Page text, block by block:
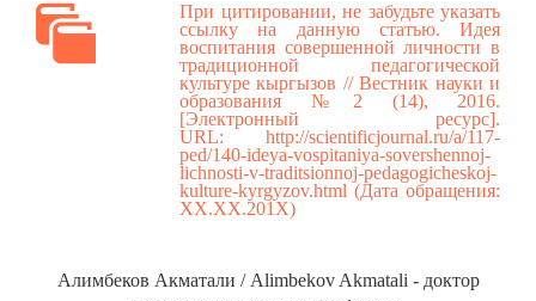
При цитировании, не забудьте указать
ссылку на данную статью. Идея
воспитания совершенной личности в
традиционной педагогической
культуре кыргызов // Вестник науки и
образования №2 (14), 2016.
[Электронный ресурс].
URL: http://scientificjournal.ru/a/117-
ped/140-ideya-vospitaniya-sovershennoj-
lichnosti-v-traditsionnoj-pedagogicheskoj-
kulture-kyrgyzov.html (Дата обращения:
ХХ.ХХ.201Х)
Алимбеков Акматали / Alimbekov Akmatali - доктор